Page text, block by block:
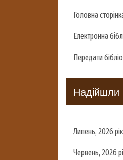
Головна
Електронна
Передати
Надійшли
Липень, 2026 рік
Червень, 2026